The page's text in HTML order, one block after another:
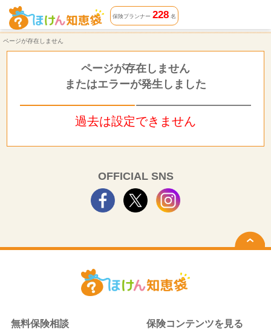
ページが存在しません | ほけん知恵袋
保険プランナー 228名
ページが存在しません
ページが存在しません
またはエラーが発生しました
過去は設定できません
OFFICIAL SNS
無料保険相談 保険コンテンツを見る